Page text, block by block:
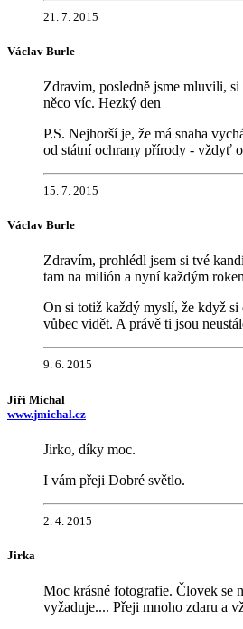
21. 7. 2015
Václav Burle
Zdravím, posledně jsme mluvili,
něco víc. Hezký den
P.S. Nejhorší je, že má snaha
od státní ochrany přírody - vždyť
15. 7. 2015
Václav Burle
Zdravím, prohlédl jsem si tvé
tam na milión a nyní každým
On si totiž každý myslí, že když
vůbec vidět. A právě ti jsou
9. 6. 2015
Jiří Míchal
www.jmichal.cz
Jirko, díky moc.
I vám přeji Dobré světlo.
2. 4. 2015
Jirka
Moc krásné fotografie. Človek se
vyžaduje.... Přeji mnoho zdaru a